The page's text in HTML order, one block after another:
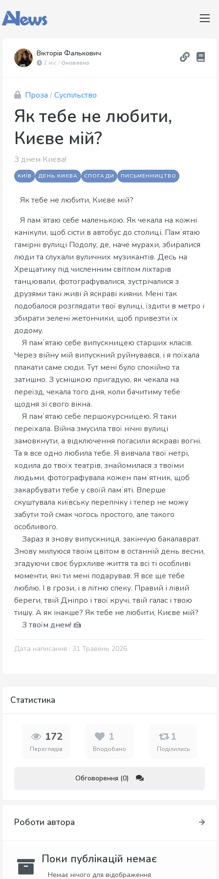
Вікторія Фалькович
2 міс / Оновлено
Проза /Суспільство
Як тебе не любити,
Києве мій?
З днем Києва!
КИЇВ ДЕНЬ КИЄВА СПОГАДИ ПИСЬМЕННИЦТВО
Як тебе не любити, Києве мій?
Я памʼятаю себе маленькою. Як чекала на кожні
канікули, щоб сісти в автобус до столиці. Памʼятаю
гамірні вулиці Подолу, де, наче мурахи, збиралися
люди та слухали вуличних музикантів. Десь на
Хрещатику під численним світлом ліхтарів
танцювали, фотографувалися, зустрічалися з
друзями такі живі й яскраві кияни. Мені так
подобалося розглядати твої вулиці, їздити в метро і
збирати зелені жетончики, щоб привезти їх
додому.
Я памʼятаю себе випускницею старших класів.
Через війну мій випускний руйнувався, і я поїхала
плакати саме сюди. Тут мені було спокійно та
затишно. З усмішкою пригадую, як чекала на
переїзд, чекала того дня, коли бачитиму тебе
щодня зі свого вікна.
Я памʼятаю себе першокурсницею. Я таки
переїхала. Війна змусила твої нічні вулиці
замовкнути, а відключення погасили яскраві вогні.
Та я все одно любила тебе. Я вивчала твої нетрі,
ходила до твоїх театрів, знайомилася з твоїми
людьми, фотографувала кожен памʼятник, щоб
закарбувати тебе у своїй памʼяті. Вперше
скуштувала київську перепічку і тепер не можу
забути той смак чогось простого, але такого
особливого.
Зараз я знову випускниця, закінчую бакалаврат.
Знову милуюся твоїм цвітом в останній день весни,
згадуючи своє бурхливе життя та всі ті особливі
моменти, які ти мені подарував. Я все ще тебе
люблю. І в грози, і в літню спеку. Правий і лівий
береги, твій Дніпро і твої кручі, твій галас і твою
тишу. А як інакше? Як тебе не любити, Києве мій?
З твоїм днем! 🍰
Дата написання : 31 Травень 2026
Статистика
172
Переглядів
1
Вподобано
1
Поділились
Обговорення (0)
Роботи автора
Поки публікацій немає
Немає нічого для відображення